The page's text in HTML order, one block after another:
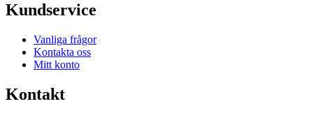
Kundservice
Vanliga frågor
Kontakta oss
Mitt konto
Kontakt